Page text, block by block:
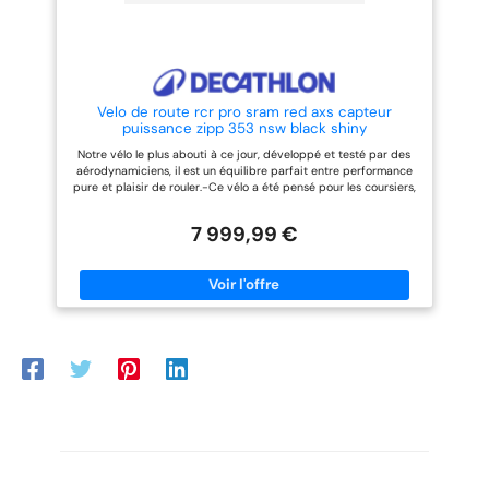
Velo de route rcr pro sram red axs capteur
puissance zipp 353 nsw black shiny
Notre vélo le plus abouti à ce jour, développé et testé par des
aérodynamiciens, il est un équilibre parfait entre performance
pure et plaisir de rouler.-Ce vélo a été pensé pour les coursiers,
rendement::Cadre et fourche 100 % carbone high module
légèreté::6,7 kg en taille M polyvalence::Nouveau groupe SRAM
RED AXS E1 Transmission électrique 2x12 (48/35 - 10/33)
puissance de freinage::Freins à disque hydrauliques, puissance
7 999,99 €